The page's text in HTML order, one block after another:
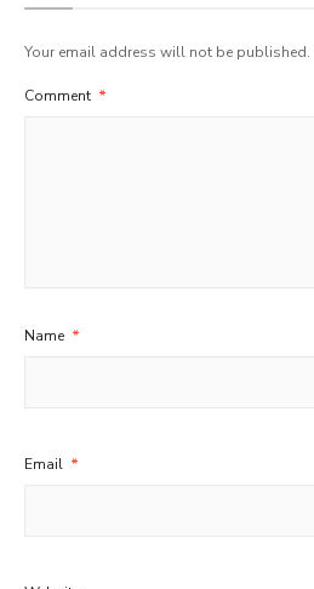
Your email address will not be published.
Comment *
Name *
Email *